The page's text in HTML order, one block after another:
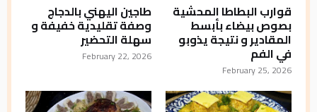
قوارب البطاطا المحشية
بصوص بيضاء بأبسط
المقادير و نتيجة يذوبو
في الفم
February 25, 2026
طاجين اليهني بالدجاج
وصفة تقليدية خفيفة و
سهلة التحضير
February 22, 2026